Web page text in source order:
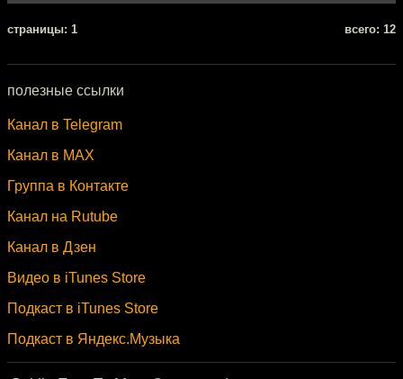
cтраницы: 1 всего: 12
полезные ссылки
Канал в Telegram
Канал в MAX
Группа в Контакте
Канал на Rutube
Канал в Дзен
Видео в iTunes Store
Подкаст в iTunes Store
Подкаст в Яндекс.Музыка